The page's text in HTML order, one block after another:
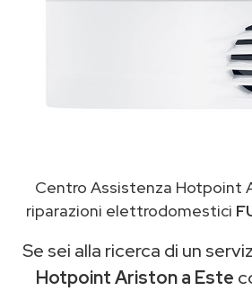
Centro Assistenza Hotpoint
riparazioni elettrodomestici
Se sei alla ricerca di un
Hotpoint Ariston a Este